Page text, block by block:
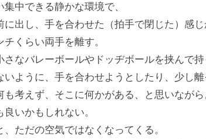
中できる静かな環境で、
出し、手を合わせた（拍手で閉じた）感じ
くらい両手を離す。
さなバレーボールやドッヂボールを挟んで持
ように、手を合わせようとしたり、少し離
考えず、そこに何かがある、と思いながら
いかもしれない。
ただの空気ではなくなってくる。